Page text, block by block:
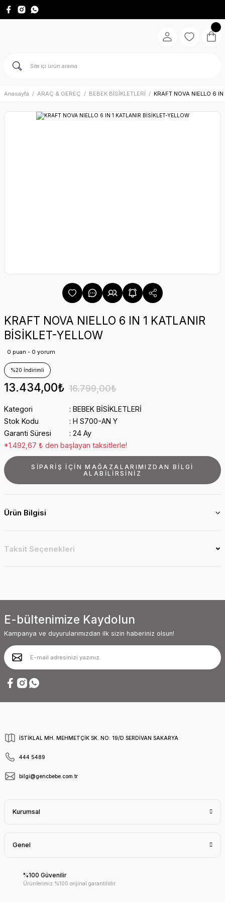
Anasayfa ARAÇ & GEREÇ BEBEK BİSİKLETLERİ KRAFT NOVA NIELLO 6
KRAFT NOVA NIELLO 6 IN 1 KATLANIR
BİSİKLET-YELLOW
0 puan - 0 yorum
%20 İndirimli
13.434,00₺ 16.799,00₺
Kategori
BEBEK BİSİKLETLERİ
Stok Kodu
H S700-AN Y
Garanti Süresi
24 Ay
*1.492,67 ₺ den başlayan taksitlerle!
SİPARİŞ İÇİN MAĞAZALARIMIZDAN BİLGİ
ALABİLİRSİNİZ
Ürün Bilgisi
Taksit Seçenekleri
E-bültenimize Kaydolun
Kampanya ve duyurularımızdan ilk sizin haberiniz olsun!
İSTİKLAL MH. MEHMETÇİK SK. NO: 19/D SERDİVAN SAKARYA
444 5489
bilgi@gencbebe.com.tr
Kurumsal
Genel
%100 Güvenilir
Ürünlerimiz %100 orijinal garantilidir.